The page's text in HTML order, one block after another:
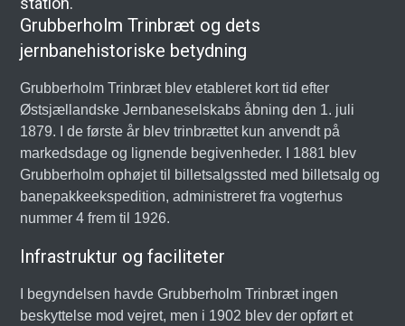
Grubberholm Trinbræt og dets
jernbanehistoriske betydning
Grubberholm Trinbræt blev etableret kort tid efter
Østsjællandske Jernbaneselskabs åbning den 1. juli
1879. I de første år blev trinbrættet kun anvendt på
markedsdage og lignende begivenheder. I 1881 blev
Grubberholm ophøjet til billetsalgssted med billetsalg og
banepakkeekspedition, administreret fra vogterhus
nummer 4 frem til 1926.
Infrastruktur og faciliteter
I begyndelsen havde Grubberholm Trinbræt ingen
beskyttelse mod vejret, men i 1902 blev der opført et